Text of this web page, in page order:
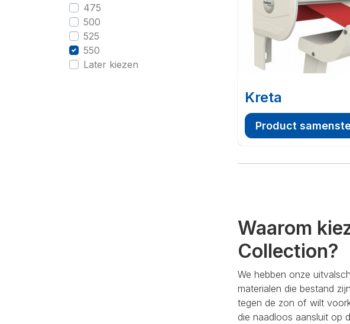
475
500
525
550
Later kiezen
Kreta
Product
Waarom
Collection?
We hebben onze
materialen die bestand
tegen de zon of wilt
die naadloos aansluit op